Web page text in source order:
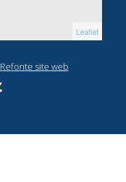
Leaflet
Refonte site web